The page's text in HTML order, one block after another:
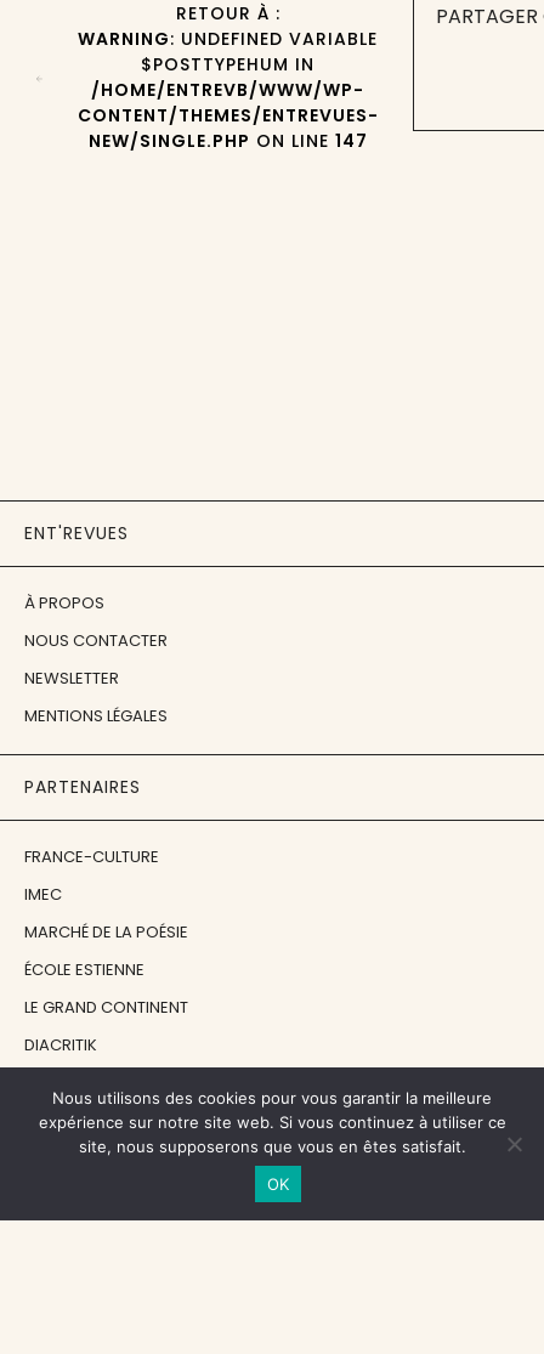
RETOUR À :
WARNING: UNDEFINED VARIABLE
$POSTTYPEHUM IN
/HOME/ENTREVB/WWW/WP-
CONTENT/THEMES/ENTREVUES-
NEW/SINGLE.PHP ON LINE 147
ENT'REVUES
À PROPOS
NOUS CONTACTER
NEWSLETTER
MENTIONS LÉGALES
PARTENAIRES
FRANCE-CULTURE
IMEC
MARCHÉ DE LA POÉSIE
ÉCOLE ESTIENNE
LE GRAND CONTINENT
DIACRITIK
NOS SOUTIENS
CENTRE NATIONAL DU LIVRE
Nous utilisons des cookies pour vous garantir la meilleure
expérience sur notre site web. Si vous continuez à utiliser ce
site, nous supposerons que vous en êtes satisfait.
OK